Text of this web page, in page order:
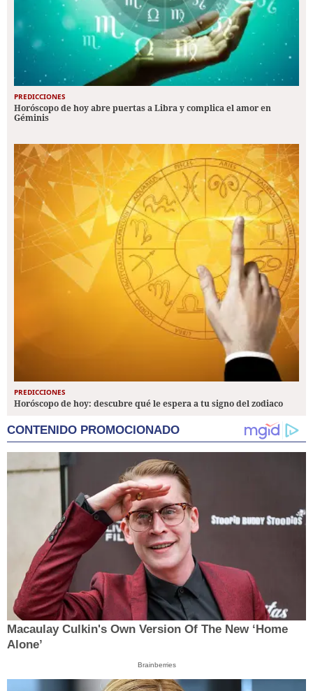
PREDICCIONES
Horóscopo de hoy abre puertas a Libra y complica el amor en
Géminis
PREDICCIONES
Horóscopo de hoy: descubre qué le espera a tu signo del zodiaco
CONTENIDO PROMOCIONADO
Macaulay Culkin's Own Version Of The New ‘Home
Alone’
Brainberries